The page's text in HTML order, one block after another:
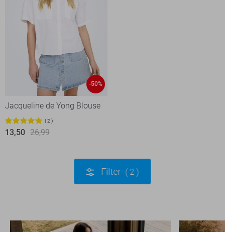
-50%
Jacqueline de Yong Blouse
2
13,50 26,99
Filter 2